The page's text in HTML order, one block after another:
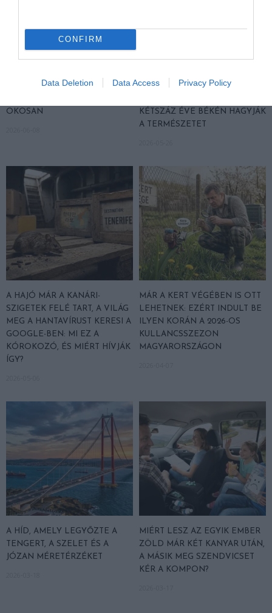
CONFIRM
Data Deletion Data Access Privacy Policy
OKOSAN
KÉTSZÁZ ÉVE BÉKÉN HAGYJÁK
A TERMÉSZETET
A HAJÓ MÁR A KANÁRI-
SZIGETEK FELÉ TART, A VILÁG
MEG A HANTAVÍRUST KERESI A
GOOGLE-BEN: MI EZ A
KÓROKOZÓ, ÉS MIÉRT HÍVJÁK
ÍGY?
MÁR A KERT VÉGÉBEN IS OTT
LEHETNEK: EZÉRT INDULT BE
ILYEN KORÁN A 2026-OS
KULLANCSSZEZON
MAGYARORSZÁGON
A HÍD, AMELY LEGYŐZTE A
TENGERT, A SZELET ÉS A
JÓZAN MÉRETÉRZÉKET
MIÉRT LESZ AZ EGYIK EMBER
ZÖLD MÁR KÉT KANYAR UTÁN,
A MÁSIK MEG SZENDVICSET
KÉR A KOMPON?